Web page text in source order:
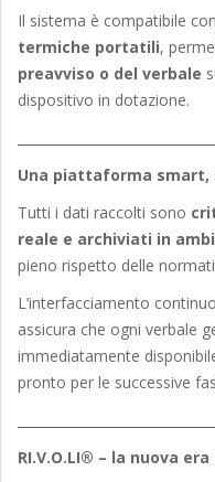
Il sistema è compatibile con
termiche portatili,
preavviso o del verbale
dispositivo in dotazione.
Una piattaforma smart,
Tutti i dati raccolti sono
reale e archiviati in
pieno rispetto delle
L’interfacciamento
assicura che ogni verbale
immediatamente
pronto per le successive
RI.V.O.LI® – la nuova